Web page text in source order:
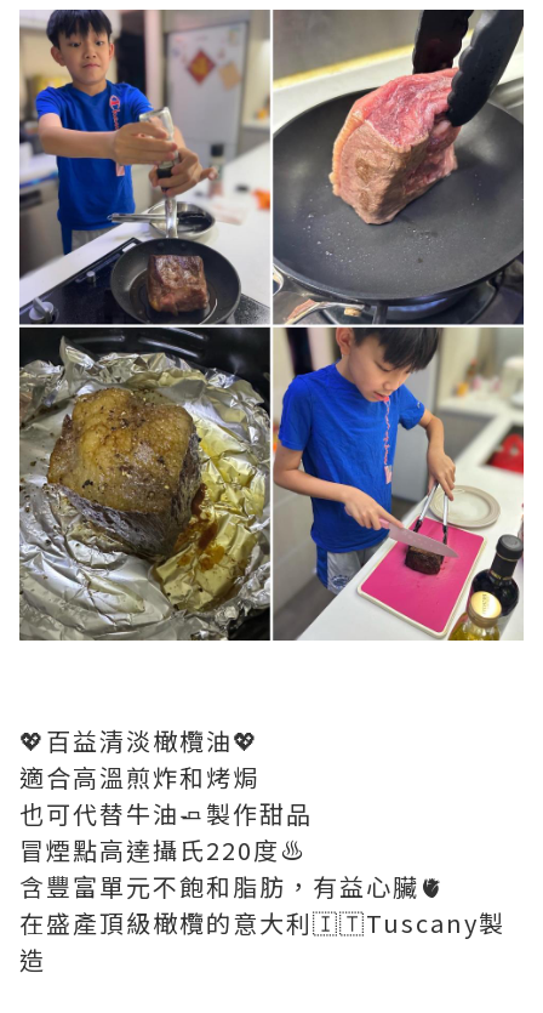
💖百益清淡橄欖油💖
適合高溫煎炸和烤焗
也可代替牛油🧈製作甜品
冒煙點高達攝氏220度♨️
含豐富單元不飽和脂肪，有益心臟🫀
在盛產頂級橄欖的意大利🇮🇹Tuscany製
造